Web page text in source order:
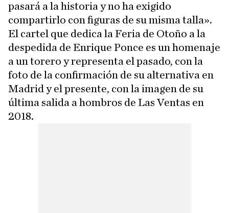
pasará a la historia y no ha exigido
compartirlo con figuras de su misma talla».
El cartel que dedica la Feria de Otoño a la
despedida de Enrique Ponce es un homenaje
a un torero y representa el pasado, con la
foto de la confirmación de su alternativa en
Madrid y el presente, con la imagen de su
última salida a hombros de Las Ventas en
2018.